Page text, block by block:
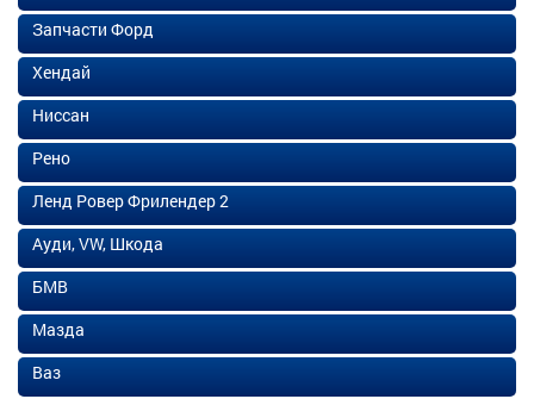
Запчасти Форд
Хендай
Ниссан
Рено
Ленд Ровер Фрилендер 2
Ауди, VW, Шкода
БМВ
Мазда
Ваз